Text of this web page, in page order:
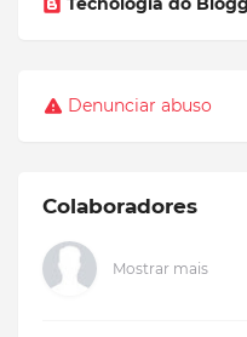
Denunciar abuso
Colaboradores
Mostrar mais